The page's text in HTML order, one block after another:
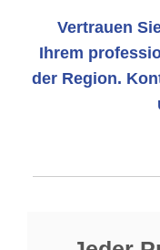
Vertrauen
Ihrem
der Region.